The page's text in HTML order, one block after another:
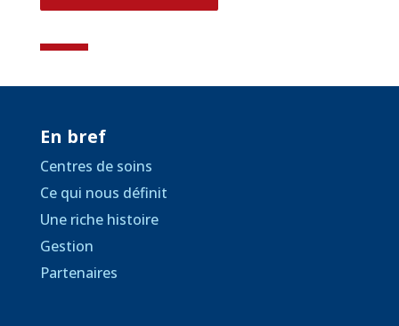
En bref
Centres de soins
Ce qui nous définit
Une riche histoire
Gestion
Partenaires